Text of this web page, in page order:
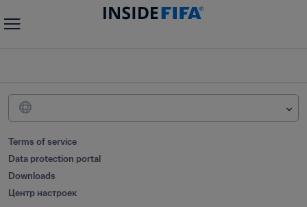
Terms of service
Data protection portal
Downloads
Центр настроек